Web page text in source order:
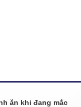
ăn khi đang mắc